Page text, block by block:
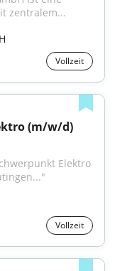
zentralem...
Vollzeit
(m/w/d)
Elektro
Vollzeit